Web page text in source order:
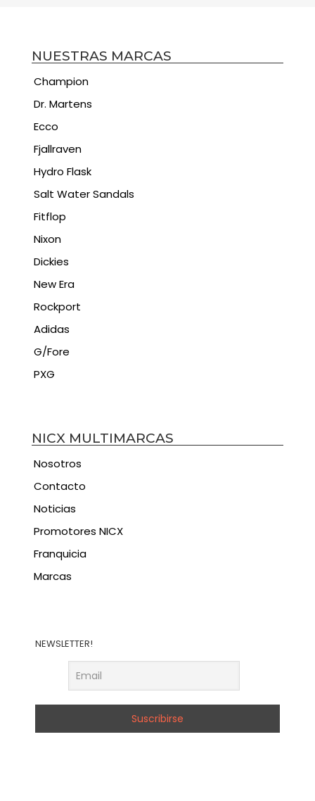
NUESTRAS MARCAS
Champion
Dr. Martens
Ecco
Fjallraven
Hydro Flask
Salt Water Sandals
Fitflop
Nixon
Dickies
New Era
Rockport
Adidas
G/Fore
PXG
NICX MULTIMARCAS
Nosotros
Contacto
Noticias
Promotores NICX
Franquicia
Marcas
NEWSLETTER!